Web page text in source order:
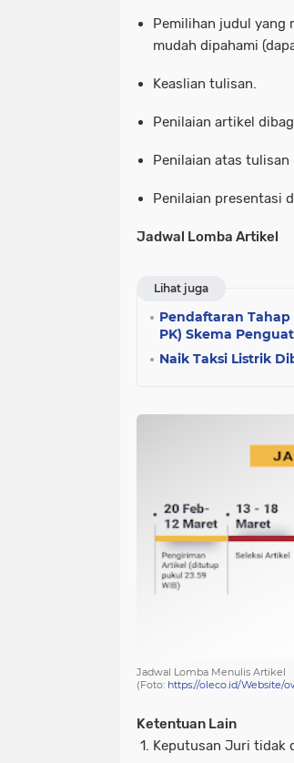
Pemilihan judul yang
mudah dipahami
Keaslian tulisan.
Penilaian artikel
Penilaian atas tulisan
Penilaian presentasi
Jadwal Lomba Artikel
Lihat juga
Pendaftaran Tahap
PK) Skema
Naik Taksi Listrik
Jadwal Lomba Menulis Artikel
(Foto: https://oleco.id/Website/
Ketentuan Lain
Keputusan Juri tidak